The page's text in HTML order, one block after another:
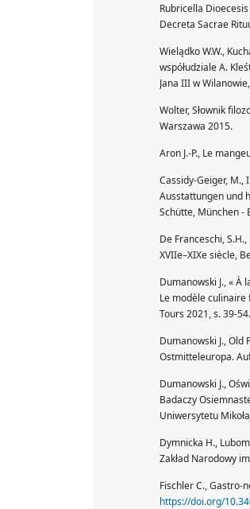
Rubricella
Decreta Sacrae
Wielądko W.W.,
współudziale A.
Jana III w
Wolter, Słownik
Warszawa 2015.
Aron J.-P., Le
Cassidy-Geiger, M.,
Ausstattungen und
Schütte, München -
De Franceschi,
XVIIe–XIXe siècle,
Dumanowski J., « À
Le modèle culinaire
Tours 2021, s. 39-
Dumanowski J.,
Ostmitteleuropa.
Dumanowski J.,
Badaczy
Uniwersytetu
Dymnicka H.,
Zakład Narodowy
Fischler C., Gastro-
https://doi.org/